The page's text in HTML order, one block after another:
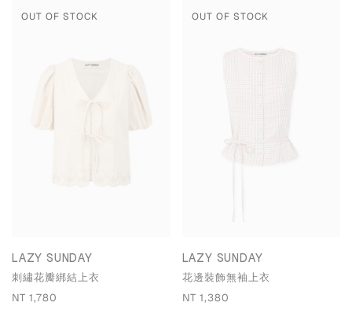
OUT OF STOCK
LAZY SUNDAY
刺繡花瓣綁結上衣
NT 1,780
OUT OF STOCK
LAZY SUNDAY
花邊裝飾無袖上衣
NT 1,380